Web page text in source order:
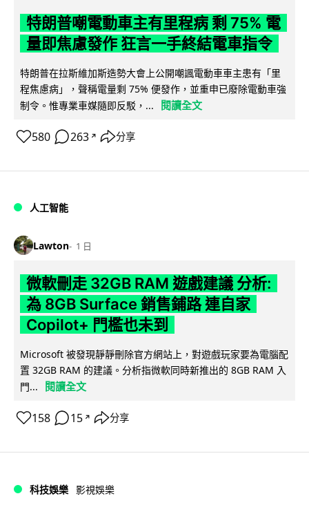
特朗普嘲電動車主有里程病 剩 75% 電
量即焦慮發作 狂言一手終結電車指令
特朗普在拉斯維加斯造勢大會上公開嘲諷電動車車主患有「里
程焦慮病」，聲稱電量剩 75% 便發作，並重申已廢除電動車強
制令。惟專業車媒隨即反駁，...
閱讀全文
580 263 ↗ 分享
人工智能
Lawton 1 日
微軟刪走 32GB RAM 遊戲建議 分析:
為 8GB Surface 銷售鋪路 連自家
Copilot+ 門檻也未到
Microsoft 被發現靜靜刪除官方網站上，對遊戲玩家要為電腦配
置 32GB RAM 的建議。分析指微軟同時新推出的 8GB RAM 入
門...
閱讀全文
158 15 ↗ 分享
科技娛樂 影視娛樂